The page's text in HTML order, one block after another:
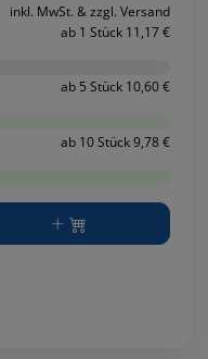
inkl. MwSt. & zzgl. Versand
ab 1 Stück 11,17 €
ab 5 Stück 10,60 €
ab 10 Stück 9,78 €